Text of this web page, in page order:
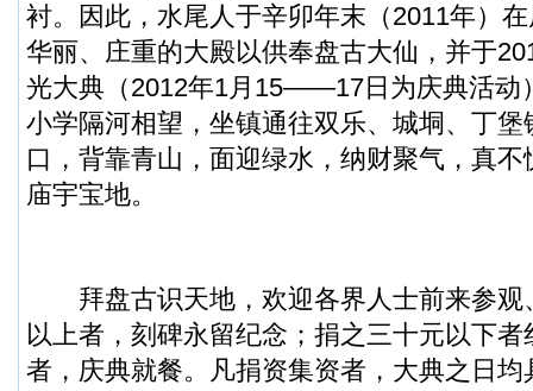
衬。因此，水尾人于辛卯年末（2011年）
华丽、庄重的大殿以供奉盘古大仙，并于
光大典（2012年1月15——17日为庆典活动
小学隔河相望，坐镇通往双乐、城垌、丁
口，背靠青山，面迎绿水，纳财聚气，真
庙宇宝地。
拜盘古识天地，欢迎各界人士前来参观
以上者，刻碑永留纪念；捐之三十元以下
者，庆典就餐。凡捐资集资者，大典之日